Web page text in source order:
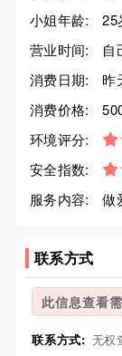
小姐年龄:
25
营业时间:
自
消费日期:
昨
消费价格:
环境评分:
安全指数:
服务内容:
做
联系方式
此信息查看
联系方式: 无权